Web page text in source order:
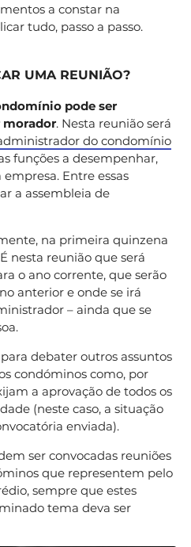
a constar na
tudo, passo a passo.
UMA REUNIÃO?
pode ser
morador. Nesta reunião será
do condomínio
funções a desempenhar,
Entre essas
a assembleia de
na primeira quinzena
nesta reunião que será
o ano corrente, que serão
anterior e onde se irá
– ainda que se
debater outros assuntos
condóminos como, por
a aprovação de todos os
(neste caso, a situação
enviada).
ser convocadas reuniões
que representem pelo
sempre que estes
tema deva ser